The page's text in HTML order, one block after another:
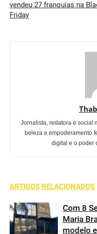
vendeu 27 franquias na
Friday
Jornalista, redatora e social
beleza e empoderamento
digital e o poder
ARTIGOS RELACIONADOS
Com 8
Maria
modelo